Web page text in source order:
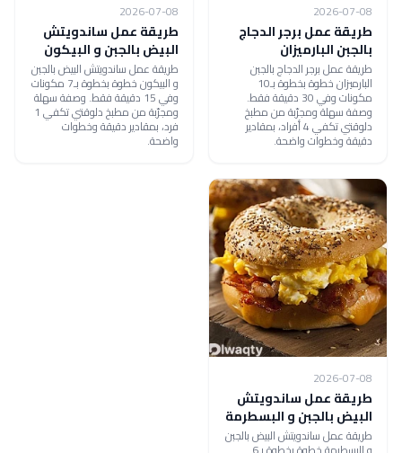
2026-07-08
طريقة عمل برجر الدجاج
بالجبن البارميزان
طريقة عمل برجر الدجاج بالجبن
البارميزان خطوة بخطوة بـ10
مكونات وفي 30 دقيقة فقط.
وصفة سهلة ومجرّبة من مطبخ
دلوقتي تكفي 4 أفراد، بمقادير
دقيقة وخطوات واضحة.
2026-07-08
طريقة عمل ساندويتش
البيض بالجبن و البيكون
طريقة عمل ساندويتش البيض بالجبن
و البيكون خطوة بخطوة بـ7 مكونات
وفي 15 دقيقة فقط. وصفة سهلة
ومجرّبة من مطبخ دلوقتي تكفي 1
فرد، بمقادير دقيقة وخطوات
واضحة.
2026-07-08
طريقة عمل ساندويتش
البيض بالجبن و البسطرمة
طريقة عمل ساندويتش البيض بالجبن